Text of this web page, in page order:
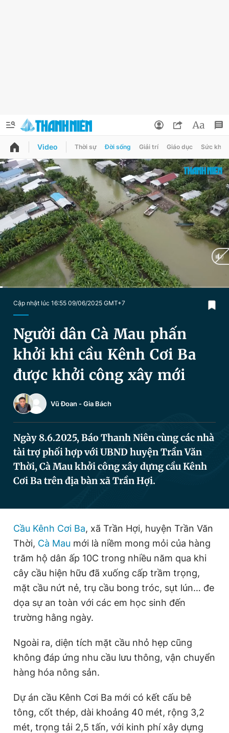
QUẢNG CÁO
Chuyên mục
Chuyên mục khác
Chào ngày mới Tin 24h
Video Magazine
Tiện ích Bạn cần biết
Thông tin tòa soạn
Theo dõi báo trên
Hotline Liên hệ quảng cáo
0908 780 404
Đặt báo Quảng cáo
Tổng biên tập: Nguyễn Ngọc Toàn
Phó tổng biên tập thường trực: Hải Thành
Phó tổng biên tập: Lâm Hiếu Dũng
Phó tổng biên tập: Trần Việt Hưng
Giấy phép xuất bản số 110/GP - BTTTT cấp ngày 24.3.2020
© 2003-2026 Bản quyền thuộc về Báo Thanh Niên. Cấm sao
chép dưới mọi hình thức nếu không có sự chấp thuận bằng văn
bản. Phát triển bởi ePi Technologies, JSC.
Thông tin tài khoản
Đổi mật khẩu
Tin đã lưu
Tin đã xem
Đăng xuất
Video Thời sự Đời sống Giải trí Giáo dục Sức khỏe
Cập nhật lúc 16:55 09/06/2025 GMT+7
Người dân Cà Mau phấn
khởi khi cầu Kênh Cơi Ba
được khởi công xây mới
Vũ Đoan -Gia Bách
Ngày 8.6.2025, Báo Thanh Niên cùng các nhà
tài trợ phối hợp với UBND huyện Trần Văn
Thời, Cà Mau khởi công xây dựng cầu Kênh
Cơi Ba trên địa bàn xã Trần Hợi.
Cầu Kênh Cơi Ba, xã Trần Hợi, huyện Trần Văn
Thời, Cà Mau mới là niềm mong mỏi của hàng
trăm hộ dân ấp 10C trong nhiều năm qua khi
cây cầu hiện hữu đã xuống cấp trầm trọng,
mặt cầu nứt nẻ, trụ cầu bong tróc, sụt lún… đe
dọa sự an toàn với các em học sinh đến
trường hằng ngày.
Ngoài ra, diện tích mặt cầu nhỏ hẹp cũng
không đáp ứng nhu cầu lưu thông, vận chuyển
hàng hóa nông sản.
Dự án cầu Kênh Cơi Ba mới có kết cấu bê
tông, cốt thép, dài khoảng 40 mét, rộng 3,2
mét, trọng tải 2,5 tấn, với kinh phí xây dựng